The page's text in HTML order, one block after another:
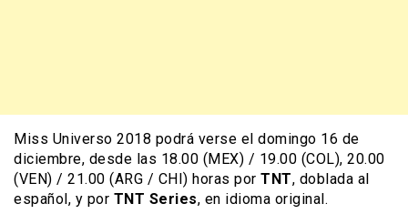
Miss Universo 2018 podrá verse el domingo 16 de
diciembre, desde las 18.00 (MEX) / 19.00 (COL), 20.00
(VEN) / 21.00 (ARG / CHI) horas por TNT, doblada al
español, y por TNT Series, en idioma original.